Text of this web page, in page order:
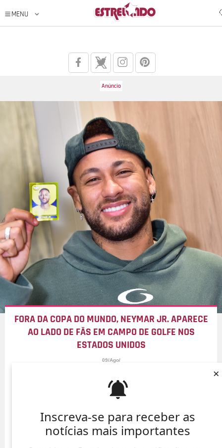
Inscreva-se para receber as
notícias mais importantes
×
FORA DA COPA DO MUNDO, NEYMAR JR. APARECE
AO LADO DE FÃS EM CAMPO DE GOLFE NOS
ESTADOS UNIDOS
09/Ago/